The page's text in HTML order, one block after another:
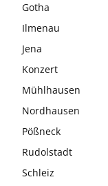
Gotha
Ilmenau
Jena
Konzert
Mühlhausen
Nordhausen
Pößneck
Rudolstadt
Schleiz